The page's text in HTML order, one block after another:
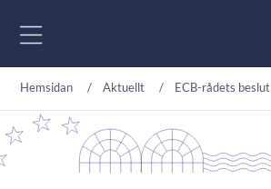
Hemsidan Aktuellt ECB-rådets beslut